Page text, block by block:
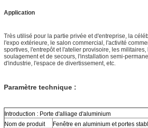
Application
Très utilisé pour la partie privée et d'entreprise, la
l'expo extérieure, le salon commercial, l'activité
sportives, l'entrepôt et l'atelier provisoire, les militaires,
soulagement et de secours, l'installation semi-
d'industrie, l'espace de divertissement, etc.
Paramètre technique :
Introduction : Porte d'alliage d'aluminium
Nom de produit
Fenêtre en aluminium et portes